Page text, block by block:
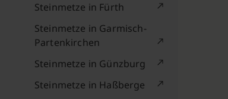
Steinmetze in Fürth
Steinmetze in Garmisch-
Partenkirchen
Steinmetze in Günzburg
Steinmetze in Haßberge